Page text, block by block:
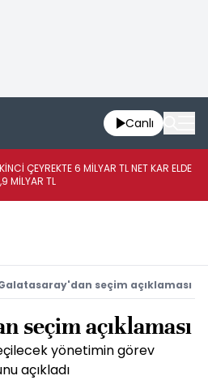
Canlı
ÇEYREKTE 6 MİLYAR TL NET KAR ELDE
MİLYAR TL
seçim açıklaması
seçim açıklaması
yönetimin görev
açıkladı